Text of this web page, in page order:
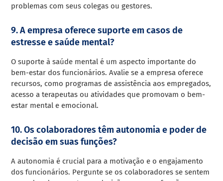
problemas com seus colegas ou gestores.
9. A empresa oferece suporte em casos de
estresse e saúde mental?
O suporte à saúde mental é um aspecto importante do
bem-estar dos funcionários. Avalie se a empresa oferece
recursos, como programas de assistência aos empregados,
acesso a terapeutas ou atividades que promovam o bem-
estar mental e emocional.
10. Os colaboradores têm autonomia e poder de
decisão em suas funções?
A autonomia é crucial para a motivação e o engajamento
dos funcionários. Pergunte se os colaboradores se sentem